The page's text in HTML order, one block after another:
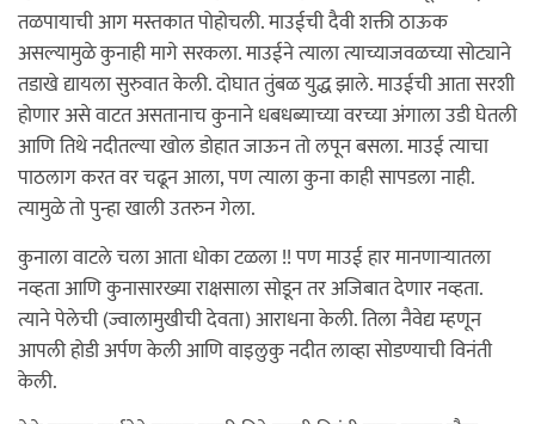
तळपायाची आग मस्तकात पोहोचली. माउईची दैवी शक्ती ठाऊक
असल्यामुळे कुनाही मागे सरकला. माउईने त्याला त्याच्याजवळच्या सोट्याने
तडाखे द्यायला सुरुवात केली. दोघात तुंबळ युद्ध झाले. माउईची आता सरशी
होणार असे वाटत असतानाच कुनाने धबधब्याच्या वरच्या अंगाला उडी घेतली
आणि तिथे नदीतल्या खोल डोहात जाऊन तो लपून बसला. माउई त्याचा
पाठलाग करत वर चढून आला, पण त्याला कुना काही सापडला नाही.
त्यामुळे तो पुन्हा खाली उतरुन गेला.
कुनाला वाटले चला आता धोका टळला !! पण माउई हार मानणार्‍यातला
नव्हता आणि कुनासारख्या राक्षसाला सोडून तर अजिबात देणार नव्हता.
त्याने पेलेची (ज्वालामुखीची देवता) आराधना केली. तिला नैवेद्य म्हणून
आपली होडी अर्पण केली आणि वाइलुकु नदीत लाव्हा सोडण्याची विनंती
केली.